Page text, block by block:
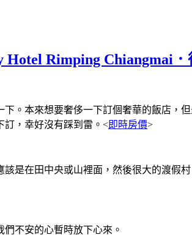
Hotel Rimping Chiangmai
。本來想要奢侈一下訂個奢華的飯店
訂，幸好沒有踩到雷。<即時房價>
是在田中央或山裡面，然後很大的渡
不安的心暫時放下心來。